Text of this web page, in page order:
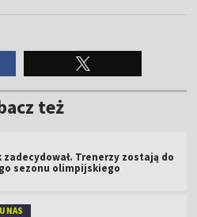
też
zadecydował. Trenerzy zostają do
sezonu olimpijskiego
NAS